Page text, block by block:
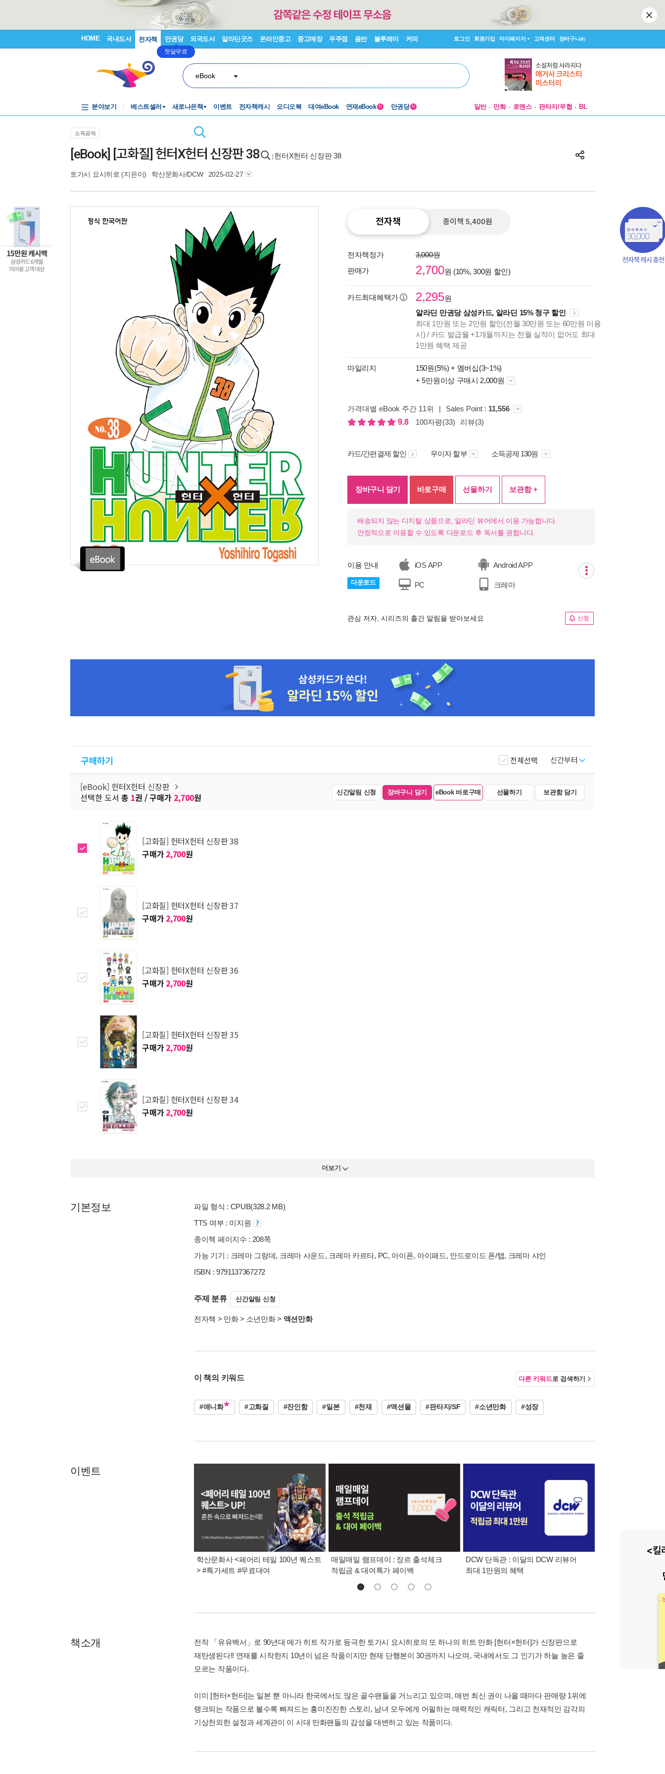
HOME 국내도서 전자책 만권당
첫달무료
외국도서 알라딘굿즈 온라인중고 중고매장 우주점 음반 블루레이 커피 로그인 회원가입 마이페이지 고객센터 장바구니(0)
eBook
분야보기 베스트셀러 새로나온책 이벤트 전자책캐시 오디오북 대여eBook 연재eBook N 만권당 N 일반 만화 로맨스 판타지/무협 BL
소득공제
[eBook] [고화질] 헌터X헌터 신장판 38 헌터X헌터 신장판 38
토가시 요시히로 (지은이) 학산문화사/DCW 2025-02-27
종이책의
입니다.
전자책 종이책 5,400원
전자책정가
3,000원
판매가
2,700원 (10%, 300원 할인)
카드최대혜택가 2,295원
알라딘 만권당 삼성카드, 알라딘 15% 청구 할인
최대 1만원 또는 2만원 할인(전월 30만원 또는 60만원 이용
시) / 카드 발급월 +1개월까지는 전월 실적이 없어도 최대
1만원 혜택 제공
마일리지 150원(5%) + 멤버십(3~1%)
+ 5만원이상 구매시 2,000원
가격대별 eBook 주간 11위 | Sales Point : 11,556
9.8
100자평(33) 리뷰(3)
카드/간편결제 할인 무이자 할부 소득공제 130원
장바구니 담기 바로구매 선물하기 보관함 +
배송되지 않는 디지털 상품으로, 알라딘 뷰어에서 이용 가능합니다.
안정적으로 이용할 수 있도록 다운로드 후 독서를 권합니다.
이용 안내
다운로드
iOS APP Android APP
PC 크레마
관심 저자, 시리즈의 출간 알림을 받아보세요 신청
구매하기 신간부터
전체선택
[eBook] 헌터X헌터 신장판
선택한 도서 총 1권 / 구매가 2,700원 신간알림 신청 장바구니 담기 eBook 바로구매 선물하기 보관함 담기
[고화질] 헌터X헌터 신장판 38
구매가 2,700원
[고화질] 헌터X헌터 신장판 37
구매가 2,700원
[고화질] 헌터X헌터 신장판 36
구매가 2,700원
[고화질] 헌터X헌터 신장판 35
구매가 2,700원
[고화질] 헌터X헌터 신장판 34
구매가 2,700원
더보기
기본정보
파일 형식 : CPUB(328.2 MB)
TTS 여부 : 미지원
종이책 페이지수 : 208쪽
가능 기기 : 크레마 그랑데, 크레마 사운드, 크레마 카르타, PC, 아이폰, 아이패드, 안드로이드 폰/탭, 크레마 샤인
ISBN : 9791137367272
주제 분류 신간알림 신청
전자책 > 만화> 소년만화> 액션만화
이 책의 키워드 다른 키워드 로 검색하기
#애니화 #고화질 #잔인함 #일본 #천재 #액션물 #판타지/SF #소년만화 #성장
이벤트
학산문화사 <페어리 테일 100년 퀘스트
> #특가세트 #무료대여
매일매일 램프데이 : 장르 출석체크
적립금 & 대여특가 페이백
DCW 단독관 : 이달의 DCW 리뷰어
최대 1만원의 혜택
책소개
전작 「유유백서」로 90년대 메가 히트 작가로 등극한 토가시 요시히로의 또 하나의 히트 만화 [헌터×헌터]가 신장판으로
재탄생된다!! 연재를 시작한지 10년이 넘은 작품이지만 현재 단행본이 30권까지 나오며, 국내에서도 그 인기가 하늘 높은 줄
모르는 작품이다.
이미 [헌터×헌터]는 일본 뿐 아니라 한국에서도 많은 골수팬들을 거느리고 있으며, 매번 최신 권이 나올 때마다 판매량 1위에
랭크되는 작품으로 볼수록 빠져드는 흥미진진한 스토리, 남녀 모두에게 어필하는 매력적인 캐릭터, 그리고 천재적인 감각의
기상천외한 설정과 세계관이 이 시대 만화팬들의 감성을 대변하고 있는 작품이다.